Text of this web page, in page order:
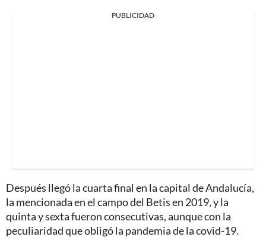
PUBLICIDAD
Después llegó la cuarta final en la capital de Andalucía,
la mencionada en el campo del Betis en 2019, y la
quinta y sexta fueron consecutivas, aunque con la
peculiaridad que obligó la pandemia de la covid-19.